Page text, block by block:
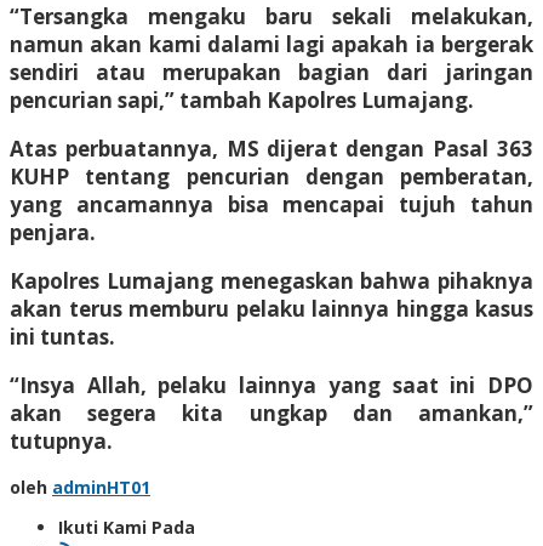
“Tersangka mengaku baru sekali melakukan,
namun akan kami dalami lagi apakah ia bergerak
sendiri atau merupakan bagian dari jaringan
pencurian sapi,” tambah Kapolres Lumajang.
Atas perbuatannya, MS dijerat dengan Pasal 363
KUHP tentang pencurian dengan pemberatan,
yang ancamannya bisa mencapai tujuh tahun
penjara.
Kapolres Lumajang menegaskan bahwa pihaknya
akan terus memburu pelaku lainnya hingga kasus
ini tuntas.
“Insya Allah, pelaku lainnya yang saat ini DPO
akan segera kita ungkap dan amankan,”
tutupnya.
oleh adminHT01
Ikuti Kami Pada